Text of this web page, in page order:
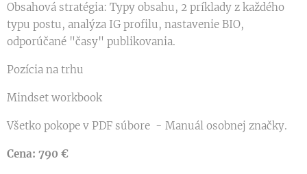
Obsahová stratégia: Typy obsahu, 2 príklady z každého
typu postu, analýza IG profilu, nastavenie BIO,
odporúčané "časy" publikovania.
Pozícia na trhu
Mindset workbook
Všetko pokope v PDF súbore - Manuál osobnej značky.
Cena: 790 €